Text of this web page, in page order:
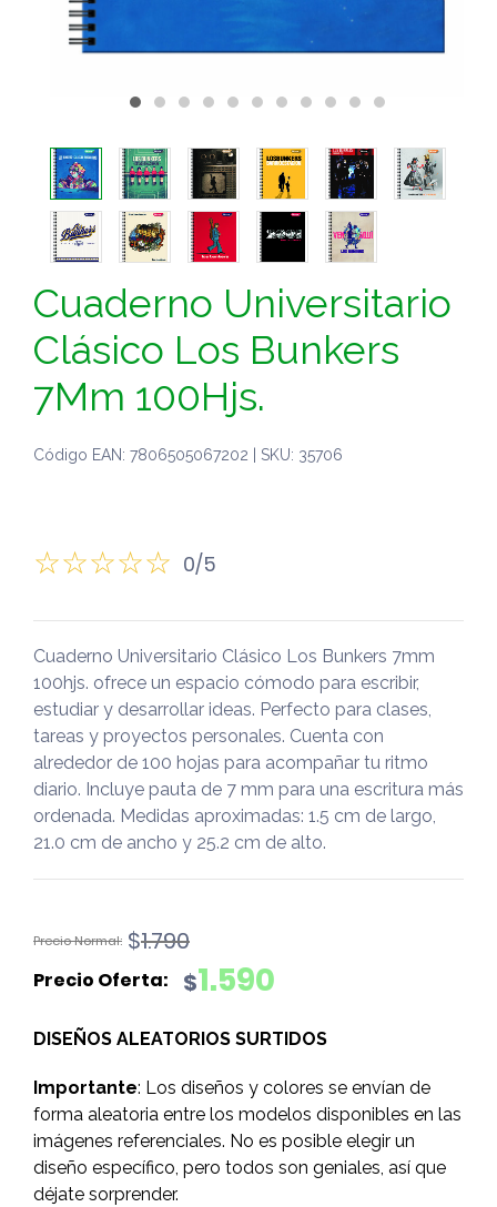
Cuaderno Universitario
Clásico Los Bunkers
7Mm 100Hjs.
Código EAN: 7806505067202 | SKU: 35706
0/5
Cuaderno Universitario Clásico Los Bunkers 7mm
100hjs. ofrece un espacio cómodo para escribir,
estudiar y desarrollar ideas. Perfecto para clases,
tareas y proyectos personales. Cuenta con
alrededor de 100 hojas para acompañar tu ritmo
diario. Incluye pauta de 7 mm para una escritura más
ordenada. Medidas aproximadas: 1.5 cm de largo,
21.0 cm de ancho y 25.2 cm de alto.
$1.790
El
original
$1.790.
$1.590
El
actual
$1.590.
DISEÑOS ALEATORIOS SURTIDOS
Importante: Los diseños y colores se envían de
forma aleatoria entre los modelos disponibles en las
imágenes referenciales. No es posible elegir un
diseño específico, pero todos son geniales, así que
déjate sorprender.